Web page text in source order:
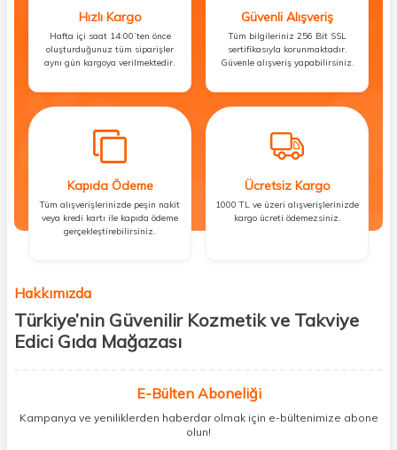
Hızlı Kargo
Hafta içi saat 14:00’ten önce
oluşturduğunuz tüm siparişler
aynı gün kargoya verilmektedir.
Güvenli Alışveriş
Tüm bilgileriniz 256 Bit SSL
sertifikasıyla korunmaktadır.
Güvenle alışveriş yapabilirsiniz.
Kapıda Ödeme
Tüm alışverişlerinizde peşin nakit
veya kredi kartı ile kapıda ödeme
gerçekleştirebilirsiniz.
Ücretsiz Kargo
1000 TL ve üzeri alışverişlerinizde
kargo ücreti ödemezsiniz.
Hakkımızda
Türkiye’nin Güvenilir Kozmetik ve Takviye
Edici Gıda Mağazası
kişisel bakım hem de takviye edici gıda ürünlerini sizlerle
buluşturuyoruz. Artık mağaza mağaza dolaşmanıza gerek yok;
ihtiyacınız olan her şeyi tek bir çatı altında topluyor ve kapınıza kadar
E-Bülten Aboneliği
Kampanya ve yeniliklerden haberdar olmak için e-bültenimize abone
olun!